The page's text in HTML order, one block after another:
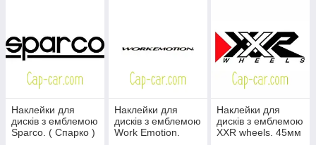
Наклейки для
дисків з емблемою
Sparco. ( Спарко )
Наклейки для
дисків з емблемою
Work Emotion.
Наклейки для
дисків з емблемою
XXR wheels. 45мм